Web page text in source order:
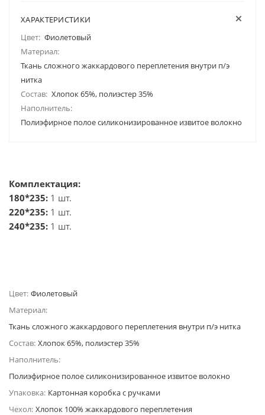
ХАРАКТЕРИСТИКИ
Цвет: Фиолетовый
Материал:
Ткань сложного жаккардового переплетения внутри п/э
нитка
Состав: Хлопок 65%, полиэстер 35%
Наполнитель:
Полиэфирное полое силиконизированное извитое волокно
Комплектация:
180*235: 1 шт.
220*235: 1 шт.
240*235: 1 шт.
Цвет: Фиолетовый
Материал:
Ткань сложного жаккардового переплетения внутри п/э нитка
Состав: Хлопок 65%, полиэстер 35%
Наполнитель:
Полиэфирное полое силиконизированное извитое волокно
Упаковка: Картонная коробка с ручками
Чехол: Хлопок 100% жаккардового переплетения